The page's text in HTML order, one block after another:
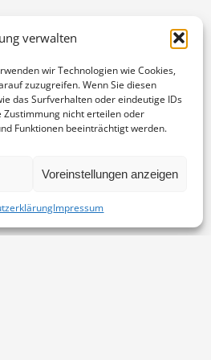
verwalten
wir Technologien wie Cookies,
zuzugreifen. Wenn Sie diesen
das Surfverhalten oder eindeutige IDs
Zustimmung nicht erteilen oder
Funktionen beeinträchtigt werden.
Voreinstellungen anzeigen
Impressum
Haptik und